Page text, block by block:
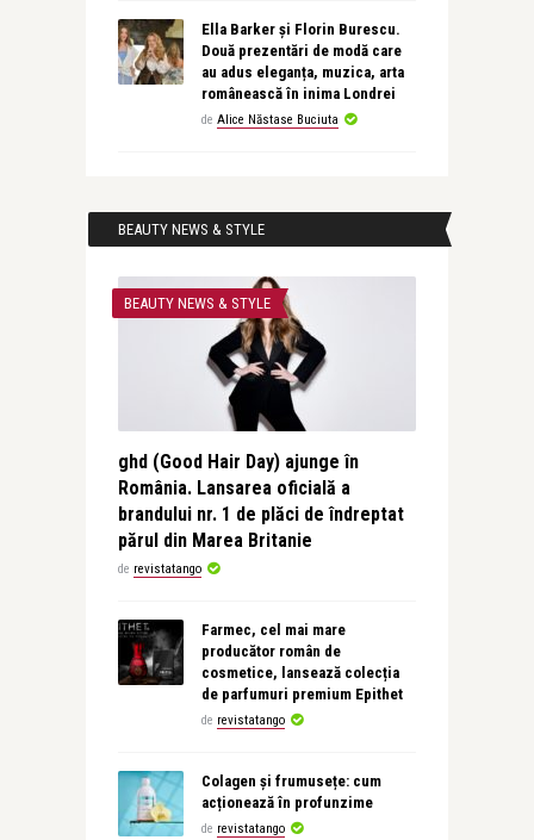
Ella Barker și Florin Burescu.
Două prezentări de modă care
au adus eleganța, muzica, arta
românească în inima Londrei
de Alice Năstase Buciuta
BEAUTY NEWS & STYLE
BEAUTY NEWS & STYLE
ghd (Good Hair Day) ajunge în
România. Lansarea oficială a
brandului nr. 1 de plăci de îndreptat
părul din Marea Britanie
de revistatango
Farmec, cel mai mare
producător român de
cosmetice, lansează colecția
de parfumuri premium Epithet
de revistatango
Colagen și frumusețe: cum
acționează în profunzime
de revistatango